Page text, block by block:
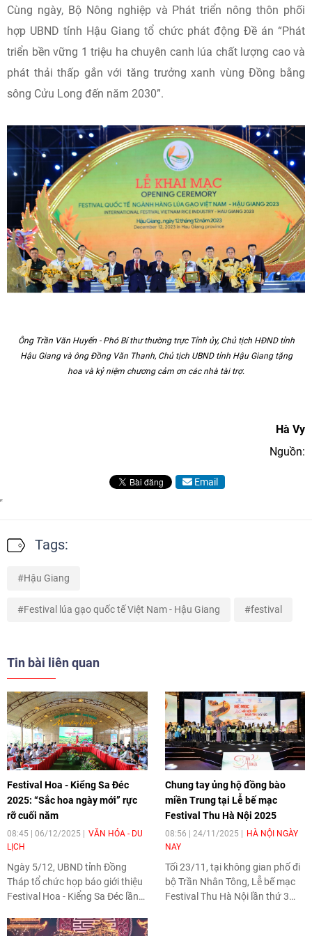
Cùng ngày, Bộ Nông nghiệp và Phát triển nông thôn phối
hợp UBND tỉnh Hậu Giang tổ chức phát động Đề án “Phát
triển bền vững 1 triệu ha chuyên canh lúa chất lượng cao và
phát thải thấp gắn với tăng trưởng xanh vùng Đồng bằng
sông Cửu Long đến năm 2030”.
Ông Trần Văn Huyến - Phó Bí thư thường trực Tỉnh ủy, Chủ tịch HĐND tỉnh
Hậu Giang và ông Đồng Văn Thanh, Chủ tịch UBND tỉnh Hậu Giang tặng
hoa và kỷ niệm chương cảm ơn các nhà tài trợ.
Hà Vy
Nguồn:
Email
Tags:
Hậu Giang
Festival lúa gạo quốc tế Việt Nam - Hậu Giang festival
Tin bài liên quan
Festival Hoa - Kiểng Sa Đéc
2025: “Sắc hoa ngày mới” rực
rỡ cuối năm
08:45 | 06/12/2025
VĂN HÓA - DU
LỊCH
Ngày 5/12, UBND tỉnh Đồng
Tháp tổ chức họp báo giới thiệu
Festival Hoa - Kiểng Sa Đéc lần
hoa ngày mới”, lễ hội diễn ra từ
Chung tay ủng hộ đồng bào
miền Trung tại Lễ bế mạc
Festival Thu Hà Nội 2025
08:56 | 24/11/2025
HÀ NỘI NGÀY
NAY
Tối 23/11, tại không gian phố đi
bộ Trần Nhân Tông, Lễ bế mạc
Festival Thu Hà Nội lần thứ 3